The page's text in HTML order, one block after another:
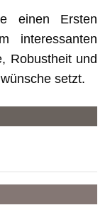
einen Ersten
interessanten
Robustheit und
setzt.